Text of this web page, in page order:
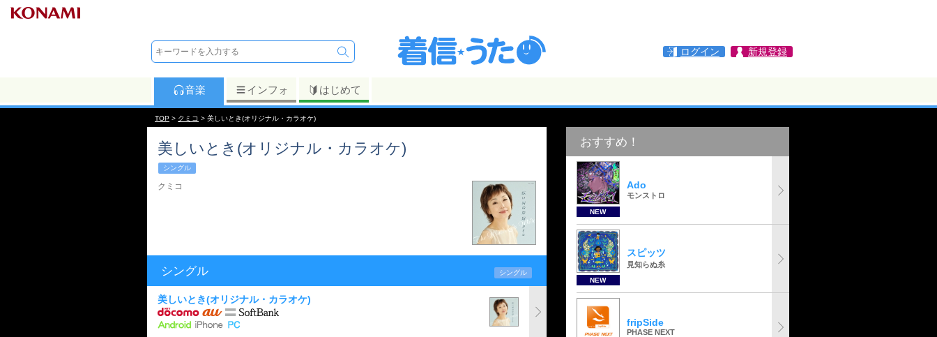
ログイン 新規登録
音楽 インフォ はじめて
TOP > クミコ > 美しいとき(オリジナル・カラオケ)
美しいとき(オリジナル・カラオケ)
シングル
クミコ
シングル シングル
美しいとき(オリジナル・カラオケ)
おすすめ！
NEW
Ado
モンストロ
NEW
スピッツ
見知らぬ糸
fripSide
PHASE NEXT